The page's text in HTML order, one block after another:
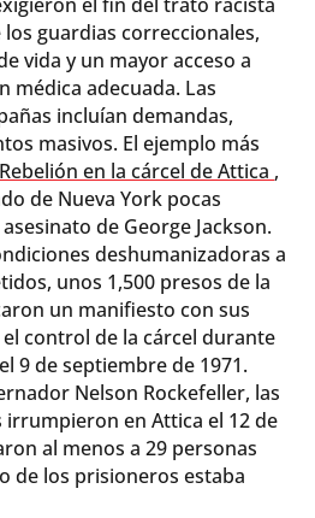
guardias correccionales,
vida y un mayor acceso a
médica adecuada. Las
incluían demandas,
masivos. El ejemplo más
Rebelión en la cárcel de Attica ,
de Nueva York pocas
de George Jackson.
deshumanizadoras a
unos 1,500 presos de la
un manifiesto con sus
control de la cárcel durante
9 de septiembre de 1971.
Nelson Rockefeller, las
en Attica el 12 de
al menos a 29 personas
de los prisioneros estaba